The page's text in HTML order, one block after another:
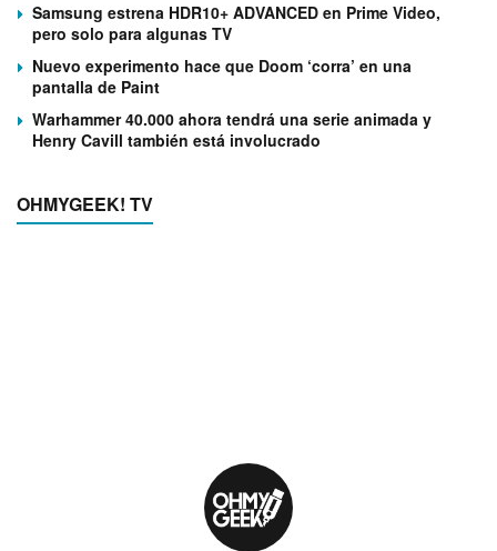
Samsung estrena HDR10+ ADVANCED en Prime Video,
pero solo para algunas TV
Nuevo experimento hace que Doom ‘corra’ en una
pantalla de Paint
Warhammer 40.000 ahora tendrá una serie animada y
Henry Cavill también está involucrado
OHMYGEEK! TV